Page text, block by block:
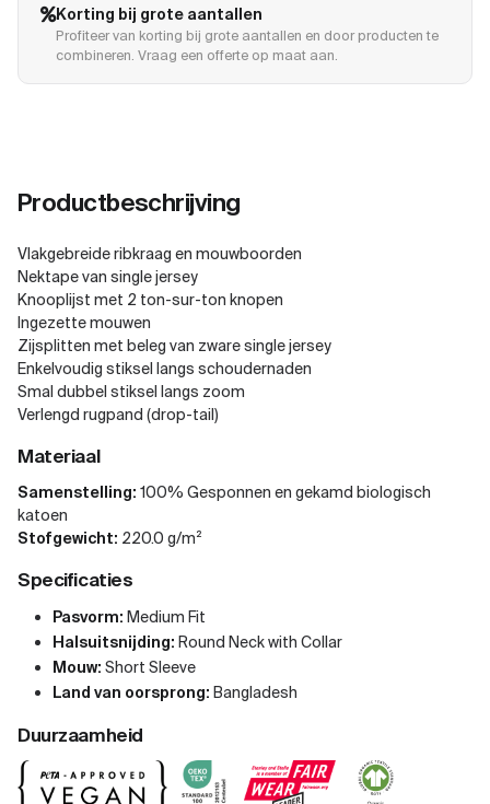
Korting bij grote aantallen
Profiteer van korting bij grote aantallen en door producten te
combineren. Vraag een offerte op maat aan.
Productbeschrijving
Vlakgebreide ribkraag en mouwboorden
Nektape van single jersey
Knooplijst met 2 ton-sur-ton knopen
Ingezette mouwen
Zijsplitten met beleg van zware single jersey
Enkelvoudig stiksel langs schoudernaden
Smal dubbel stiksel langs zoom
Verlengd rugpand (drop-tail)
Materiaal
Samenstelling: 100% Gesponnen en gekamd biologisch
katoen
Stofgewicht: 220.0 g/m²
Specificaties
Pasvorm: Medium Fit
Halsuitsnijding: Round Neck with Collar
Mouw: Short Sleeve
Land van oorsprong: Bangladesh
Duurzaamheid